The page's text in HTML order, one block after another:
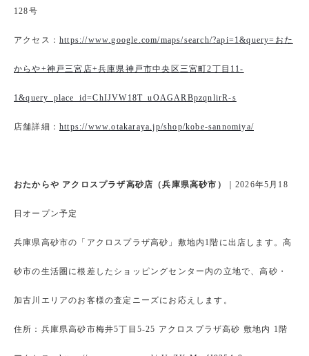
128号
アクセス： https://www.google.com/maps/search/?api=1&query=おた
からや+神戸三宮店+兵庫県神戸市中央区三宮町2丁目11-
1&query_place_id=ChIJVW18T_uOAGARBpzqnlirR-s
店舗詳細： https://www.otakaraya.jp/shop/kobe-sannomiya/
おたからや アクロスプラザ高砂店（兵庫県高砂市） ｜2026年5月18
日オープン予定
兵庫県高砂市の「アクロスプラザ高砂」敷地内1階に出店します。高
砂市の生活圏に根差したショッピングセンター内の立地で、高砂・
加古川エリアのお客様の査定ニーズにお応えします。
住所：兵庫県高砂市梅井5丁目5-25 アクロスプラザ高砂 敷地内 1階